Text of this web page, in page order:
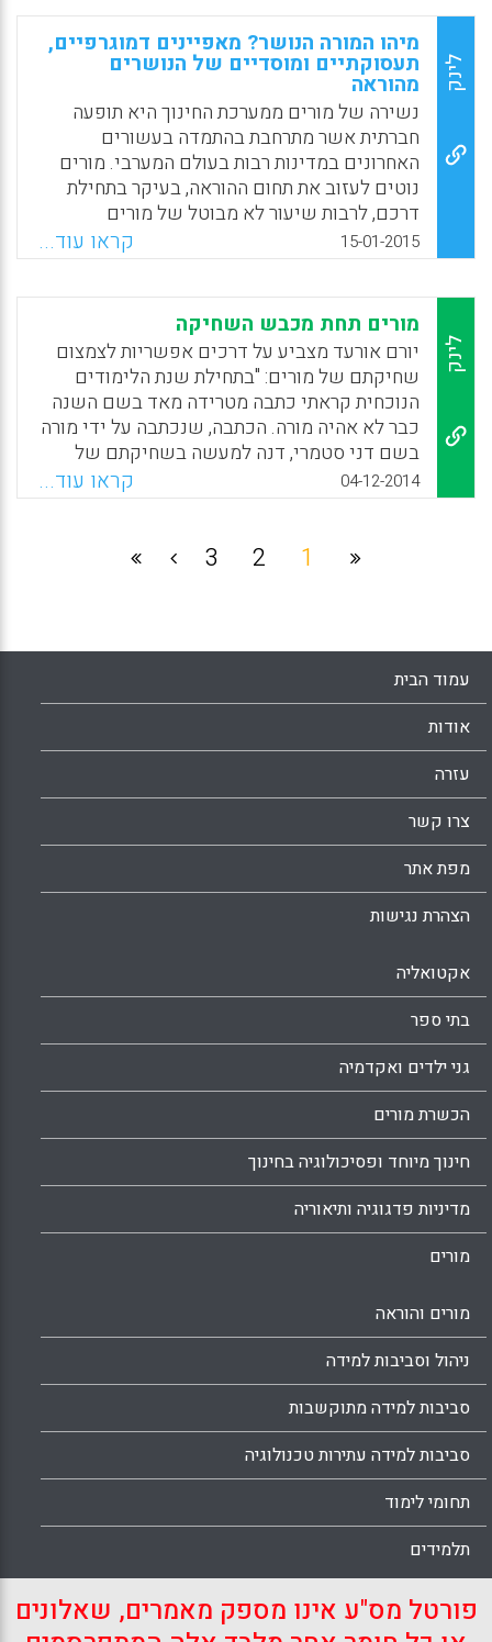
WhatsApp
Facebook
Email
X
לינק
מיהו המורה הנושר? מאפיינים דמוגרפיים,
תעסוקתיים ומוסדיים של הנושרים
מהוראה
נשירה של מורים ממערכת החינוך היא תופעה
חברתית אשר מתרחבת בהתמדה בעשורים
האחרונים במדינות רבות בעולם המערבי. מורים
נוטים לעזוב את תחום ההוראה, בעיקר בתחילת
דרכם, לרבות שיעור לא מבוטל של מורים
מוכשרים. לתופעה זו יש השפעות שליליות על
דרך ההתנהלות של תהליכי למידה. בישראל לא
נערך בעשור האחרון מחקר מקיף על אודות ממדי
התופעה, וזאת למרות שינויים שהתרחשו בתהליך
הכשרת המורים בתקופה זו. המחקר המוצג במאמר
זה מבקש לתאר את תופעת הנשירה בקרב מורים
בישראל, וזאת על מנת לעמוד על הגורמים אשר
מניעים את התהליך ומובילים מורים רבים
להחלטה לעזוב את התחום (רינת ארביב-אלישיב,
ורדה צימרמן).
WhatsApp
Facebook
Email
X
15-01-2015 קראו עוד...
לינק
מורים תחת מכבש השחיקה
יורם אורעד מצביע על דרכים אפשריות לצמצום
שחיקתם של מורים: "בתחילת שנת הלימודים
הנוכחית קראתי כתבה מטרידה מאד בשם השנה
כבר לא אהיה מורה. הכתבה, שנכתבה על ידי מורה
בשם דני סטמרי, דנה למעשה בשחיקתם של
מורים. היא מתארת את בעיותיו של מורה במערכת
החינוך ומספרת על החלטתו לנטוש את החינוך
הדברים והתייחסותי אליהם".
04-12-2014 קראו עוד...
1
2
3
עמוד הבית
אודות
עזרה
צרו קשר
מפת אתר
הצהרת נגישות
אקטואליה
בתי ספר
גני ילדים ואקדמיה
הכשרת מורים
חינוך מיוחד ופסיכולוגיה בחינוך
מדיניות פדגוגיה ותיאוריה
מורים
מורים והוראה
ניהול וסביבות למידה
סביבות למידה מתוקשבות
סביבות למידה עתירות טכנולוגיה
תחומי לימוד
תלמידים
פורטל מס"ע אינו מספק מאמרים, שאלונים